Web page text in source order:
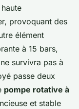
provoquant des
élément
à 15 bars,
survivra pas à
passe deux
pompe rotative à
et stable